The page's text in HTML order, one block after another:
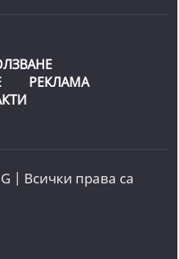
РЕКЛАМА
| Всички права са